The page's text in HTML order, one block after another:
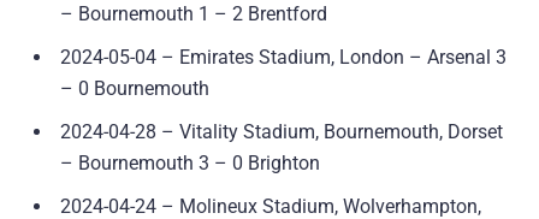
– Bournemouth 1 – 2 Brentford
2024-05-04 – Emirates Stadium, London – Arsenal 3
– 0 Bournemouth
2024-04-28 – Vitality Stadium, Bournemouth, Dorset
– Bournemouth 3 – 0 Brighton
2024-04-24 – Molineux Stadium, Wolverhampton,